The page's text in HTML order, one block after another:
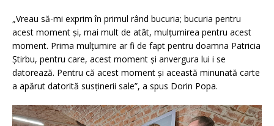
„Vreau să-mi exprim în primul rând bucuria; bucuria pentru
acest moment și, mai mult de atât, mulțumirea pentru acest
moment. Prima mulțumire ar fi de fapt pentru doamna Patricia
Știrbu, pentru care, acest moment și anvergura lui i se
datorează. Pentru că acest moment și această minunată carte
a apărut datorită susținerii sale”, a spus Dorin Popa.